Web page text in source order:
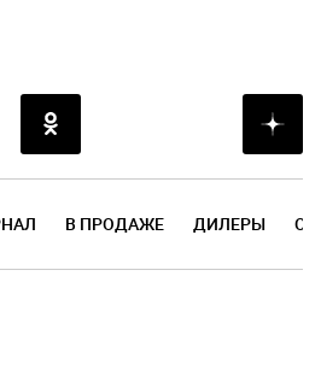
В ПРОДАЖЕ ДИЛЕРЫ